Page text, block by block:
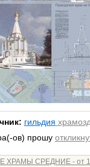
гильдия
ов) прошу
ХРАМЫ СРЕДНИЕ - от